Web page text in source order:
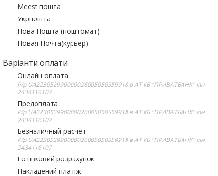
Meest пошта
Укрпошта
Нова Пошта (поштомат)
Новая Почта(курьер)
Варіанти оплати
Онлайн оплата
Р/р UA223052990000026005050559918 в АТ КБ "ПРИВАТБАНК" іпн
2434116107
Предоплата
Р/р UA223052990000026005050559918 в АТ КБ "ПРИВАТБАНК" іпн
2434116107
Безналичный расчёт
Р/р UA223052990000026005050559918 в АТ КБ "ПРИВАТБАНК" іпн
2434116107
Готівковий розрахунок
Накладений платіж